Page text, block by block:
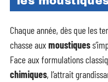
Chaque année, dès que les
chasse aux moustiques
Face aux formulations
chimiques, l’attrait